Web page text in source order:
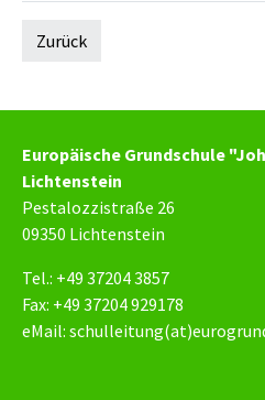
Zurück
Europäische Grundschule
Lichtenstein
Pestalozzistraße 26
09350 Lichtenstein
Tel.: +49 37204 3857
Fax: +49 37204 929178
eMail: